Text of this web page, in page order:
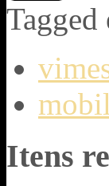
Tagged
Itens